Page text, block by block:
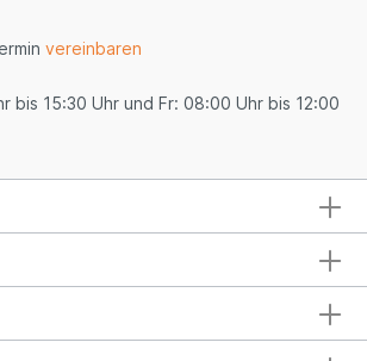
vereinbaren
bis 15:30 Uhr und Fr: 08:00 Uhr bis 12:00